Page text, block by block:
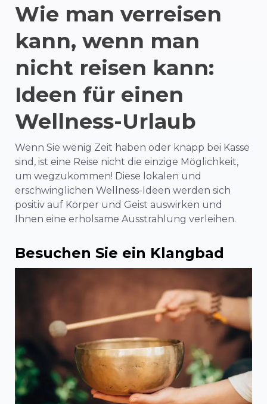
Wie man verreisen
kann, wenn man
nicht reisen kann:
Ideen für einen
Wellness-Urlaub
Wenn Sie wenig Zeit haben oder knapp bei Kasse
sind, ist eine Reise nicht die einzige Möglichkeit,
um wegzukommen! Diese lokalen und
erschwinglichen Wellness-Ideen werden sich
positiv auf Körper und Geist auswirken und
Ihnen eine erholsame Ausstrahlung verleihen.
Besuchen Sie ein Klangbad